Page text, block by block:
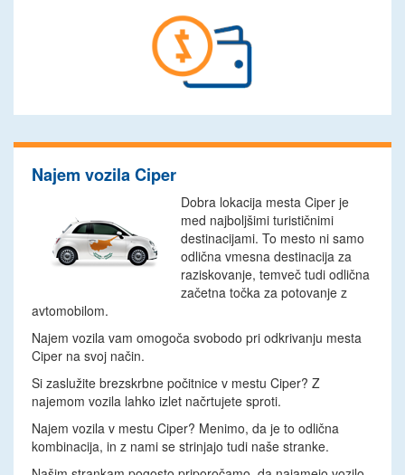
Najem vozila Ciper
Dobra lokacija mesta Ciper je
med najboljšimi turističnimi
destinacijami. To mesto ni samo
odlična vmesna destinacija za
raziskovanje, temveč tudi odlična
začetna točka za potovanje z
avtomobilom.
Najem vozila vam omogoča svobodo pri odkrivanju mesta
Ciper na svoj način.
Si zaslužite brezskrbne počitnice v mestu Ciper? Z
najemom vozila lahko izlet načrtujete sproti.
Najem vozila v mestu Ciper? Menimo, da je to odlična
kombinacija, in z nami se strinjajo tudi naše stranke.